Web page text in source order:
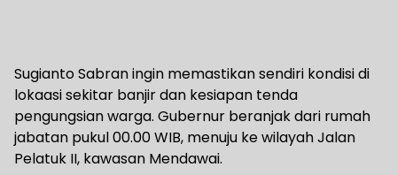
Sugianto Sabran ingin memastikan sendiri kondisi di
lokaasi sekitar banjir dan kesiapan tenda
pengungsian warga. Gubernur beranjak dari rumah
jabatan pukul 00.00 WIB, menuju ke wilayah Jalan
Pelatuk II, kawasan Mendawai.